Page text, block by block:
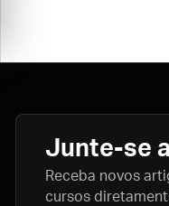
Junte-se
Receba novos
cursos